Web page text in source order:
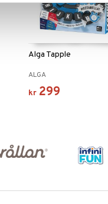
Alga Tapple
ALGA
kr 299